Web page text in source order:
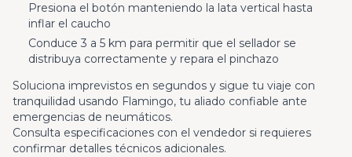
Presiona el botón manteniendo la lata vertical hasta
inflar el caucho
Conduce 3 a 5 km para permitir que el sellador se
distribuya correctamente y repara el pinchazo
Soluciona imprevistos en segundos y sigue tu viaje con
tranquilidad usando Flamingo, tu aliado confiable ante
emergencias de neumáticos.
Consulta especificaciones con el vendedor si requieres
confirmar detalles técnicos adicionales.